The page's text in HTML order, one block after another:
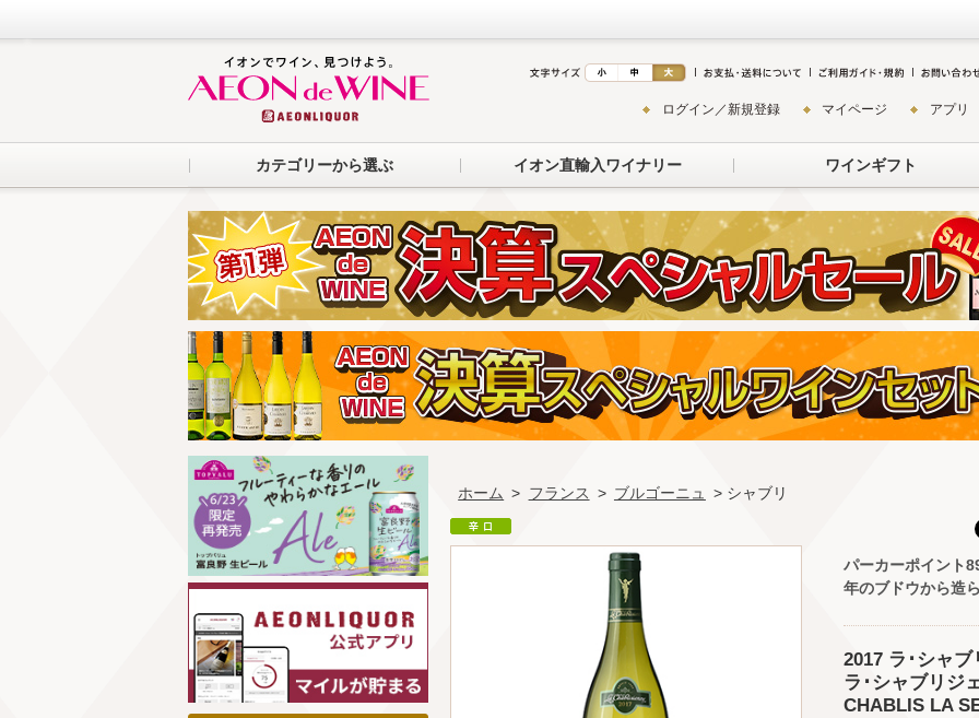
ログイン／新規登録 マイページ アプリ
カテゴリーから選ぶ イオン直輸入ワイナリー ワインギフト
ホーム > フランス > ブルゴーニュ > シャブリ
パーカーポイント
年のブドウから造
2017 ラ･シャ
ラ･シャブリジ
CHABLIS LA